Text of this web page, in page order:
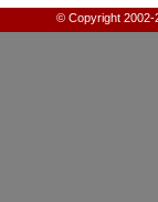
© Copyright 2002-